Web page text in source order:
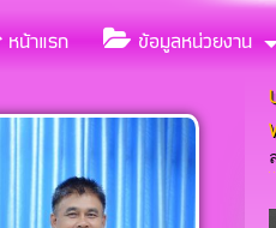
« แต่งตั้
หน้าแรก ข้อมูลหน่วยงาน